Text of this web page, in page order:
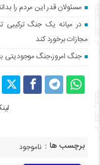
مسئولان قدر این مردم را
در میانه یک جنگ ترکیبی
مجازات برخورد کند
جنگ امروز،جنگ موجودیتی
برچسب ها : ناموجود